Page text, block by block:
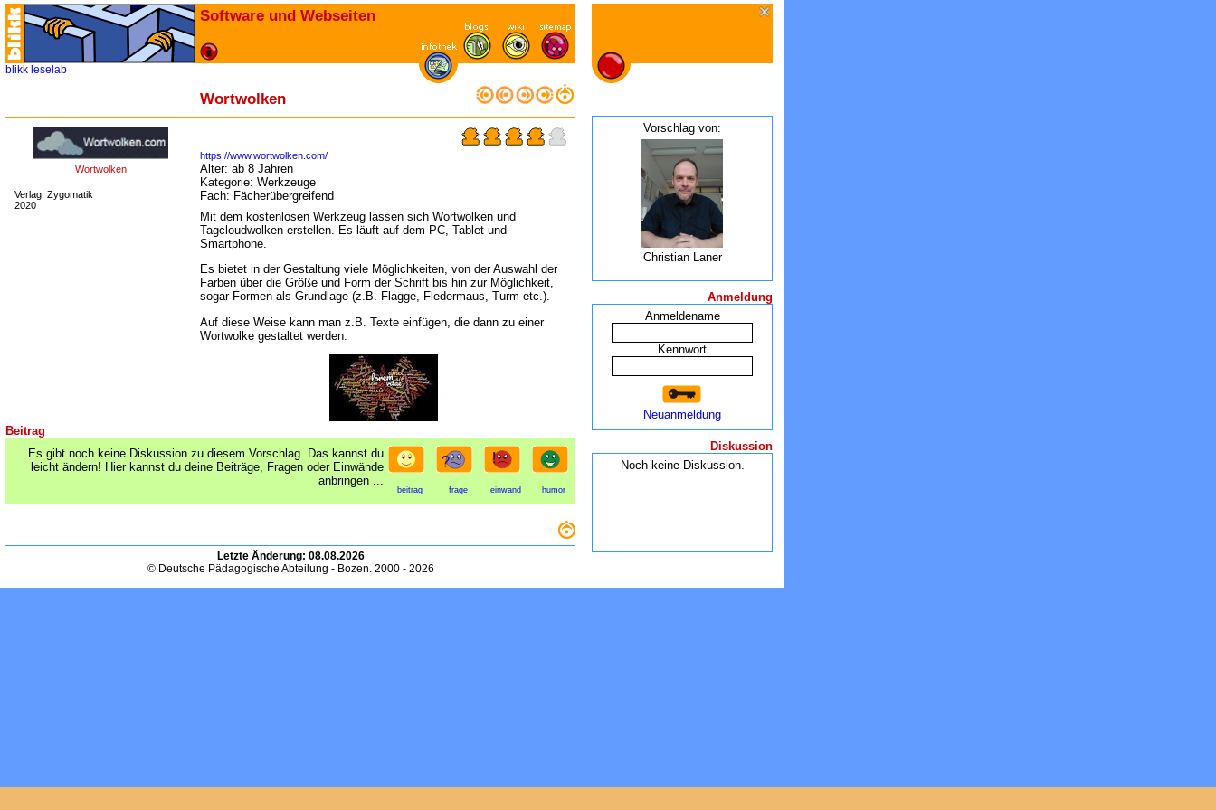
Software und Webseiten
blikk leselab
Wortwolken
Wortwolken
Verlag: Zygomatik
2020
https://www.wortwolken.com/
Alter: ab 8 Jahren
Kategorie: Werkzeuge
Fach: Fächerübergreifend
Mit dem kostenlosen Werkzeug lassen sich Wortwolken und
Tagcloudwolken erstellen. Es läuft auf dem PC, Tablet und
Smartphone.
Es bietet in der Gestaltung viele Möglichkeiten, von der Auswahl der
Farben über die Größe und Form der Schrift bis hin zur Möglichkeit,
sogar Formen als Grundlage (z.B. Flagge, Fledermaus, Turm etc.).
Auf diese Weise kann man z.B. Texte einfügen, die dann zu einer
Wortwolke gestaltet werden.
Beitrag
Es gibt noch keine Diskussion zu diesem Vorschlag. Das kannst du
leicht ändern! Hier kannst du deine Beiträge, Fragen oder Einwände
anbringen ...
beitrag frage einwand humor
Letzte Änderung: 08.08.2026
© Deutsche Pädagogische Abteilung - Bozen. 2000 - 2026
Vorschlag von:
Christian Laner
Anmeldung
Anmeldename
Kennwort
Neuanmeldung
Diskussion
Noch keine Diskussion.